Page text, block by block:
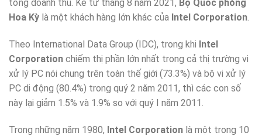
tổng doanh thu. Kể từ tháng 8 năm 2021, Bộ Quốc phòng
Hoa Kỳ là một khách hàng lớn khác của Intel Corporation.
Theo International Data Group (IDC), trong khi Intel
Corporation chiếm thị phần lớn nhất trong cả thị trường vi
xử lý PC nói chung trên toàn thế giới (73.3%) và bộ vi xử lý
PC di động (80.4%) trong quý 2 năm 2011, thì các con số
này lại giảm 1.5% và 1.9% so với quý I năm 2011.
Trong những năm 1980, Intel Corporation là một trong 10